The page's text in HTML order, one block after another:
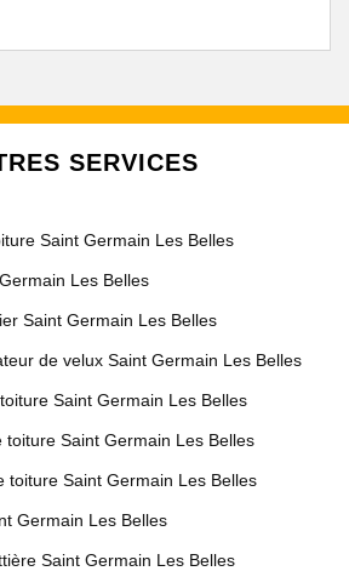
SERVICES
Saint Germain Les Belles
Les Belles
Saint Germain Les Belles
de velux Saint Germain Les Belles
Saint Germain Les Belles
toiture Saint Germain Les Belles
toiture Saint Germain Les Belles
Germain Les Belles
Saint Germain Les Belles